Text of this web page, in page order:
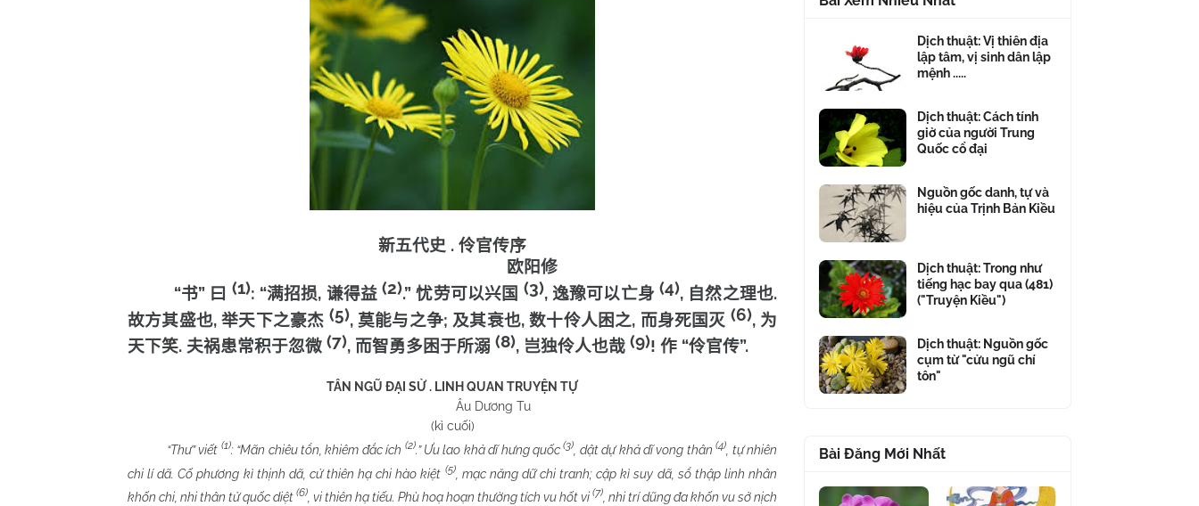
新五代史 . 伶官传序
欧阳修
“书” 曰 (1): “满招损, 谦得益 (2).”忧劳可以兴国 (3), 逸豫可以亡身 (4), 自然之理也.
故方其盛也,举天下之豪杰 (5), 莫能与之争; 及其衰也,数十伶人困之, 而身死国灭 (6), 为
天下笑. 夫祸患常积于忽微 (7), 而智勇多困于所溺 (8), 岂独伶人也哉 (9)! 作 “伶官传”.
TÂN NGŨ ĐẠI SỬ . LINH QUAN TRUYỆN TỰ
Âu Dương Tu
(kì cuối)
“Thư” viết (1): “Mãn chiêu tổn, khiêm đắc ích (2).” Ưu lao khả dĩ hưng quốc(3) , dật dự khả dĩ vong thân(4) , tự nhiên
chi lí dã. Cố phương kì thịnh dã, cử thiên hạ chi hào kiệt (5), mạc năng dữ chi tranh; cập kì suy dã, sổ thập linh nhân
khốn chi, nhi thân tử quốc diệt (6) , vi thiên hạ tiếu. Phù hoạ hoạn thường tích vu hốt vi (7) , nhi trí dũng đa khốn vu sở nịch
Dịch thuật: Vị thiên địa
lập tâm, vị sinh dân lập
mệnh .....
Dịch thuật: Cách tính
giờ của người Trung
Quốc cổ đại
Nguồn gốc danh, tự và
hiệu của Trịnh Bản Kiều
Dịch thuật: Trong như
tiếng hạc bay qua (481)
("Truyện Kiều")
Dịch thuật: Nguồn gốc
cụm từ "cửu ngũ chí
tôn"
Bài Đăng Mới Nhất